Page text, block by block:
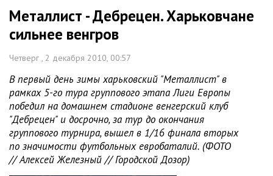
Металлист - Дебрецен. Харьковчане
сильнее венгров
Четверг , 2 декабря 2010, 00:57
В первый день зимы харьковский "Металлист" в
рамках 5-го тура группового этапа Лиги Европы
победил на домашнем стадионе венгерский клуб
"Дебрецен" и досрочно, за тур до окончания
группового турнира, вышел в 1/16 финала вторых
по значимости футбольных евробаталий. (ФОТО
// Алексей Железный // Городской Дозор)